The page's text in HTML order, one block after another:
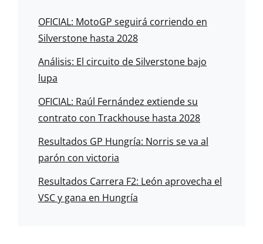
OFICIAL: MotoGP seguirá corriendo en
Silverstone hasta 2028
Análisis: El circuito de Silverstone bajo
lupa
OFICIAL: Raúl Fernández extiende su
contrato con Trackhouse hasta 2028
Resultados GP Hungría: Norris se va al
parón con victoria
Resultados Carrera F2: León aprovecha el
VSC y gana en Hungría